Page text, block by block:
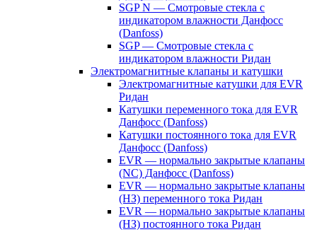
SGP N — Смотровые стекла с
индикатором влажности Данфосс
(Danfoss)
SGP — Смотровые стекла с
индикатором влажности Ридан
Электромагнитные клапаны и катушки
Электромагнитные катушки для EVR
Ридан
Катушки переменного тока для EVR
Данфосс (Danfoss)
Катушки постоянного тока для EVR
Данфосс (Danfoss)
EVR — нормально закрытые клапаны
(NC) Данфосс (Danfoss)
EVR — нормально закрытые клапаны
(НЗ) переменного тока Ридан
EVR — нормально закрытые клапаны
(НЗ) постоянного тока Ридан